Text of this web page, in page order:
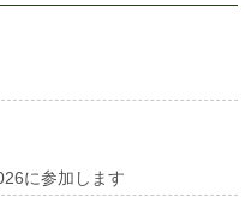
に参加します